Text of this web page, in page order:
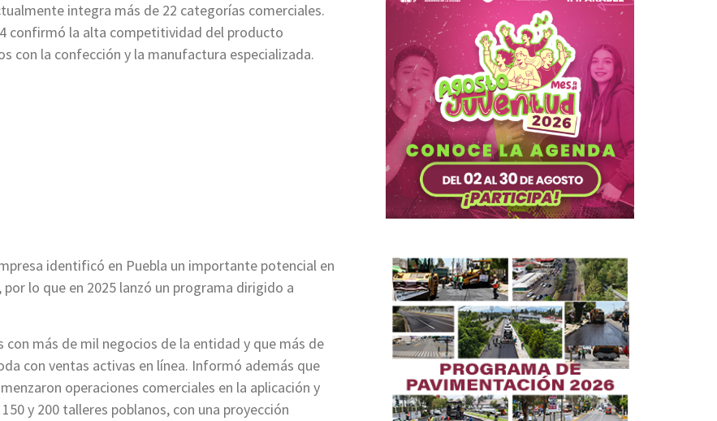
integra más de 22 categorías comerciales.
confirmó la alta competitividad del producto
con la confección y la manufactura especializada.
identificó en Puebla un importante potencial en
lo que en 2025 lanzó un programa dirigido a
más de mil negocios de la entidad y que más de
con ventas activas en línea. Informó además que
operaciones comerciales en la aplicación y
y 200 talleres poblanos, con una proyección